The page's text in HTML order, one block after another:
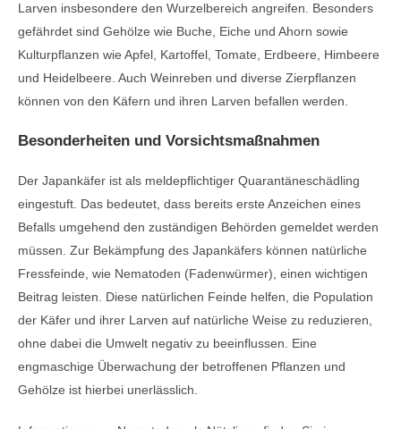
Larven insbesondere den Wurzelbereich angreifen. Besonders
gefährdet sind Gehölze wie Buche, Eiche und Ahorn sowie
Kulturpflanzen wie Apfel, Kartoffel, Tomate, Erdbeere, Himbeere
und Heidelbeere. Auch Weinreben und diverse Zierpflanzen
können von den Käfern und ihren Larven befallen werden.
Besonderheiten und Vorsichtsmaßnahmen
Der Japankäfer ist als meldepflichtiger Quarantäneschädling
eingestuft. Das bedeutet, dass bereits erste Anzeichen eines
Befalls umgehend den zuständigen Behörden gemeldet werden
müssen. Zur Bekämpfung des Japankäfers können natürliche
Fressfeinde, wie Nematoden (Fadenwürmer), einen wichtigen
Beitrag leisten. Diese natürlichen Feinde helfen, die Population
der Käfer und ihrer Larven auf natürliche Weise zu reduzieren,
ohne dabei die Umwelt negativ zu beeinflussen. Eine
engmaschige Überwachung der betroffenen Pflanzen und
Gehölze ist hierbei unerlässlich.